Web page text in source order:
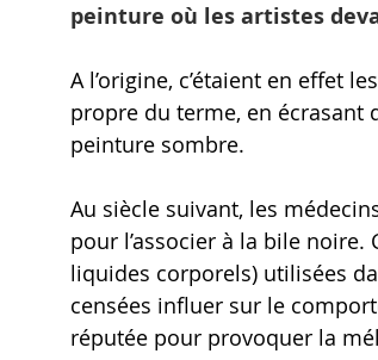
peinture où les artistes
A l’origine, c’étaient en effet
propre du terme, en
peinture sombre.
Au siècle suivant, les
pour l’associer à la bile
liquides corporels) utilisées
censées influer sur le
réputée pour provoquer la